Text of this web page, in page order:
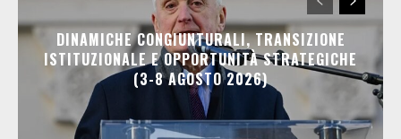
DINAMICHE CONGIUNTURALI, TRANSIZIONE
ISTITUZIONALE E OPPORTUNITÀ STRATEGICHE
(3-8 AGOSTO 2026)